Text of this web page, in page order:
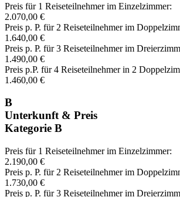
Preis für 1 Reiseteilnehmer im Einzelzimmer:
2.070,00 €
Preis p. P. für 2 Reiseteilnehmer im
1.640,00 €
Preis p. P. für 3 Reiseteilnehmer im
1.490,00 €
Preis p.P. für 4 Reiseteilnehmer in 2
1.460,00 €
B
Unterkunft & Preis
Kategorie B
Preis für 1 Reiseteilnehmer im Einzelzimmer:
2.190,00 €
Preis p. P. für 2 Reiseteilnehmer im
1.730,00 €
Preis p. P. für 3 Reiseteilnehmer im